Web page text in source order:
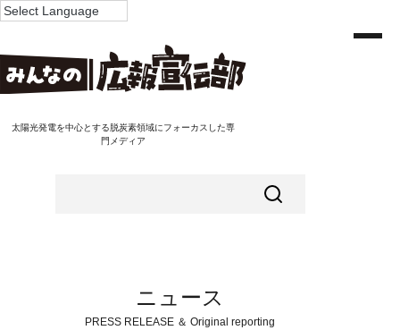
太陽光発電を中心とする脱炭素領域にフォーカスした専
門メディア
ニュース
PRESS RELEASE ＆ Original reporting